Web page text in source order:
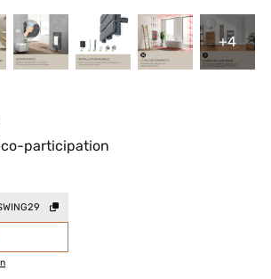
+4
participation